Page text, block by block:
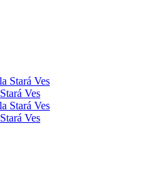
Stará Ves
Stará Ves